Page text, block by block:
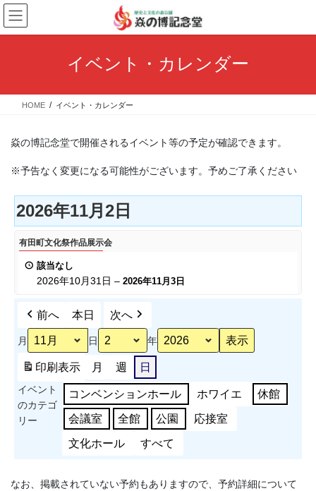
コ
ン
テ
ス
ナ
ビ
ゲ
ン
イベント・カレンダー
HOME イベント・カレンダー
焱の博記念堂で開催されるイベント等の予定が確認できます。
※予告なく変更になる可能性がございます。予めご了承ください
2026年11月2日
有
田
品
会
有田町文化祭作品展示会
該当なし
2026年10月31日 – 2026年11月3日
前へ 本日 次へ
月 日 年
印刷表示 月 週 日
イベント
のカテゴ
リー
コンベンションホール ホワイエ 休館
会議室 全館 公園 応接室
文化ホール すべて
なお、掲載されていない予約もありますので、予約詳細について